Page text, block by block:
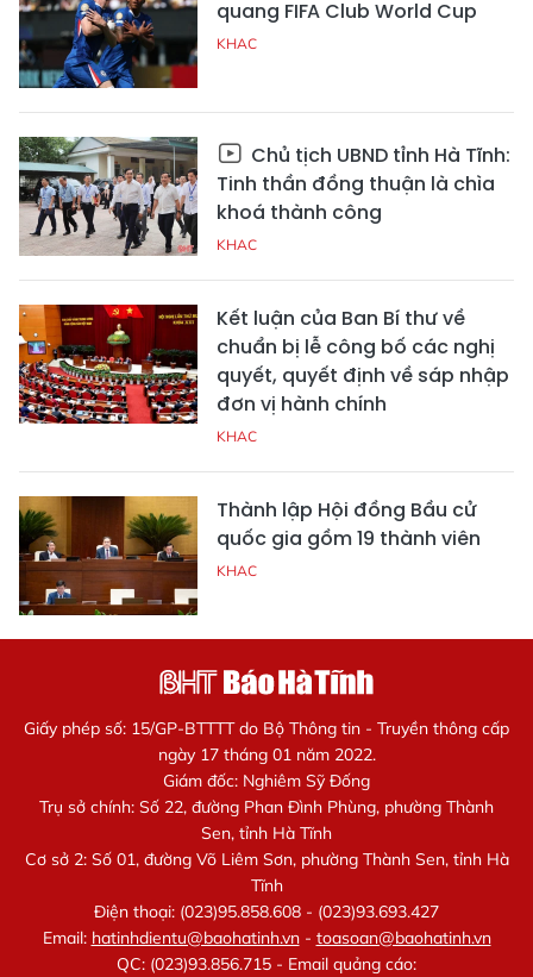
quang FIFA Club World Cup
KHAC
Chủ tịch UBND tỉnh Hà Tĩnh:
Tinh thần đồng thuận là chìa
khoá thành công
KHAC
Kết luận của Ban Bí thư về
chuẩn bị lễ công bố các nghị
quyết, quyết định về sáp nhập
đơn vị hành chính
KHAC
Thành lập Hội đồng Bầu cử
quốc gia gồm 19 thành viên
KHAC
Giấy phép số: 15/GP-BTTTT do Bộ Thông tin - Truyền thông cấp
ngày 17 tháng 01 năm 2022.
Giám đốc: Nghiêm Sỹ Đống
Trụ sở chính: Số 22, đường Phan Đình Phùng, phường Thành
Sen, tỉnh Hà Tĩnh
Cơ sở 2: Số 01, đường Võ Liêm Sơn, phường Thành Sen, tỉnh Hà
Tĩnh
Điện thoại: (023)95.858.608 - (023)93.693.427
Email: hatinhdientu@baohatinh.vn- toasoan@baohatinh.vn
QC: (023)93.856.715 - Email quảng cáo: